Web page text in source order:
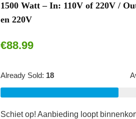
1500 Watt – In: 110V of 220V /
en 220V
€88.99
Already Sold: 18
Schiet op! Aanbieding loopt